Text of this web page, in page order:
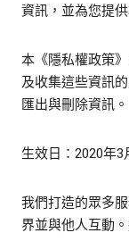
資訊，並為您提
本《隱私權政策
及收集這些資訊
匯出與刪除資訊。
生效日：2020年3
我們打造的眾多
界並與他人互動